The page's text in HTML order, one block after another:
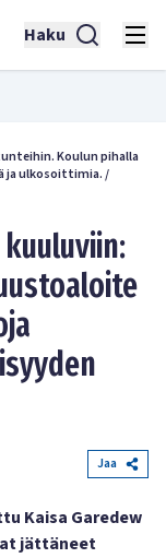
Haku
Koulun pihalla
ja ulkosoittimia./
Jaa
Kaisa Garedew
jättäneet